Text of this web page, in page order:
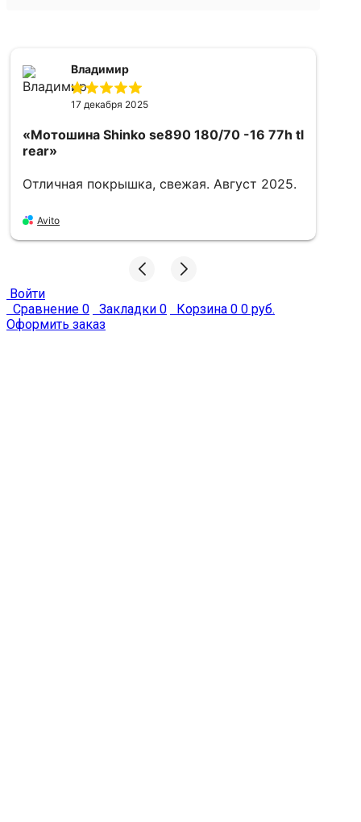
Владимир
17 декабря 2025
«Мотошина Shinko se890 180/70 -16 77h tl
rear»
Отличная покрышка, свежая. Август 2025.
Avito
Войти
Сравнение 0 Закладки 0 Корзина 0 0 руб.
Оформить заказ